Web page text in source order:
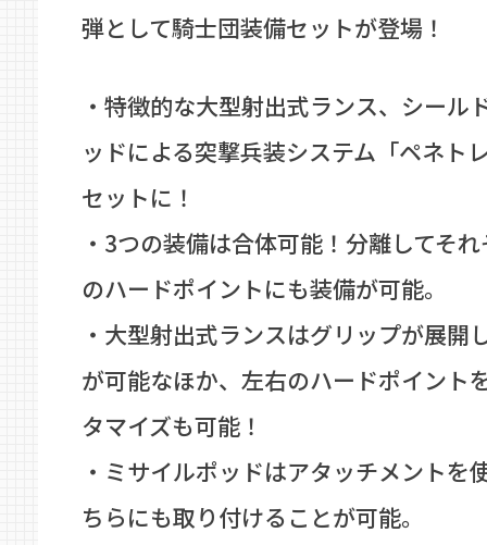
弾として騎士団装備セットが登場！
・特徴的な大型射出式ランス、シール
ッドによる突撃兵装システム「ペネト
セットに！
・3つの装備は合体可能！分離してそ
のハードポイントにも装備が可能。
・大型射出式ランスはグリップが展開
が可能なほか、左右のハードポイント
タマイズも可能！
・ミサイルポッドはアタッチメントを
ちらにも取り付けることが可能。